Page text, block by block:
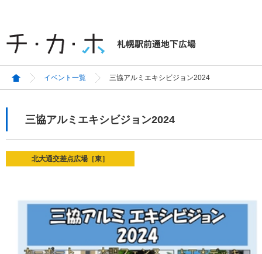
イベント一覧 三協アルミエキシビジョン2024
三協アルミエキシビジョン2024
北大通交差点広場［東］